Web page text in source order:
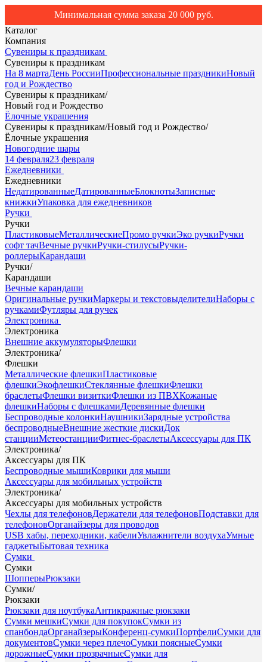
Минимальная сумма заказа 20 000 руб.
Каталог
Компания
Сувениры к праздникам
Сувениры к праздникам
На 8 мартаДень РоссииПрофессиональные праздникиНовый
год и Рождество
Сувениры к праздникам/
Новый год и Рождество
Ёлочные украшения
Сувениры к праздникам/Новый год и Рождество/
Ёлочные украшения
Новогодние шары
14 февраля23 февраля
Ежедневники
Ежедневники
НедатированныеДатированныеБлокнотыЗаписные
книжкиУпаковка для ежедневников
Ручки
Ручки
ПластиковыеМеталлическиеПромо ручкиЭко ручкиРучки
софт тачВечные ручкиРучки-стилусыРучки-
роллерыКарандаши
Ручки/
Карандаши
Вечные карандаши
Оригинальные ручкиМаркеры и текстовыделителиНаборы с
ручкамиФутляры для ручек
Электроника
Электроника
Внешние аккумуляторыФлешки
Электроника/
Флешки
Металлические флешкиПластиковые
флешкиЭкофлешкиСтеклянные флешкиФлешки
браслетыФлешки визиткиФлешки из ПВХКожаные
флешкиНаборы с флешкамиДеревянные флешки
Беспроводные колонкиНаушникиЗарядные устройства
беспроводныеВнешние жесткие дискиДок
станцииМетеостанцииФитнес-браслетыАксессуары для ПК
Электроника/
Аксессуары для ПК
Беспроводные мышиКоврики для мыши
Аксессуары для мобильных устройств
Электроника/
Аксессуары для мобильных устройств
Чехлы для телефоновДержатели для телефоновПодставки для
телефоновОрганайзеры для проводов
USB хабы, переходники, кабелиУвлажнители воздухаУмные
гаджетыБытовая техника
Сумки
Сумки
ШопперыРюкзаки
Сумки/
Рюкзаки
Рюкзаки для ноутбукаАнтикражные рюкзаки
Сумки мешкиСумки для покупокСумки из
спанбондаОрганайзерыКонференц-сумкиПортфелиСумки для
документовСумки через плечоСумки поясныеСумки
дорожныеСумки прозрачныеСумки для